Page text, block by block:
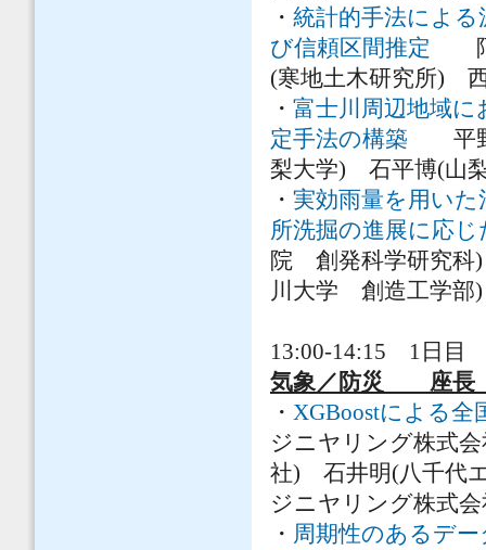
・ 統計的手法によ
び信頼区間推定 阿
(寒地土木研究所)
・ 富士川周辺地域に
定手法の構築 平野
梨大学) 石平博(山
・ 実効雨量を用い
所洗掘の進展に応
院 創発科学研究科
川大学 創造工学
13:00-14:15 1日目
気象／防災 座長
・ XGBoostによる全
ジニヤリング株式
社) 石井明(八千代
ジニヤリング株式会
・ 周期性のあるデ